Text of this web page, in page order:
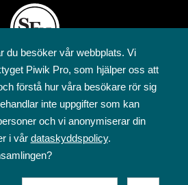
folkskolans vänner rf
Annegatan 12
Helsingfors
09 6844 570
sfv@sfv.fi
du besöker vår webbplats. Vi
Piwik Pro, som hjälper oss att
förstå hur våra besökare rör sig
inte uppgifter som kan
och vi anonymiserar din
i vår dataskyddspolicy.